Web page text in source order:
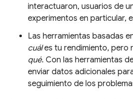
interactuaron, usuarios de
experimentos en particular,
Las herramientas basadas
cuáles tu rendimiento, pero
qué. Con las herramientas
enviar datos adicionales
seguimiento de los